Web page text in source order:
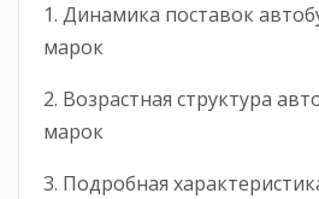
1. Динамика поставок
марок
2. Возрастная структура
марок
3. Подробная